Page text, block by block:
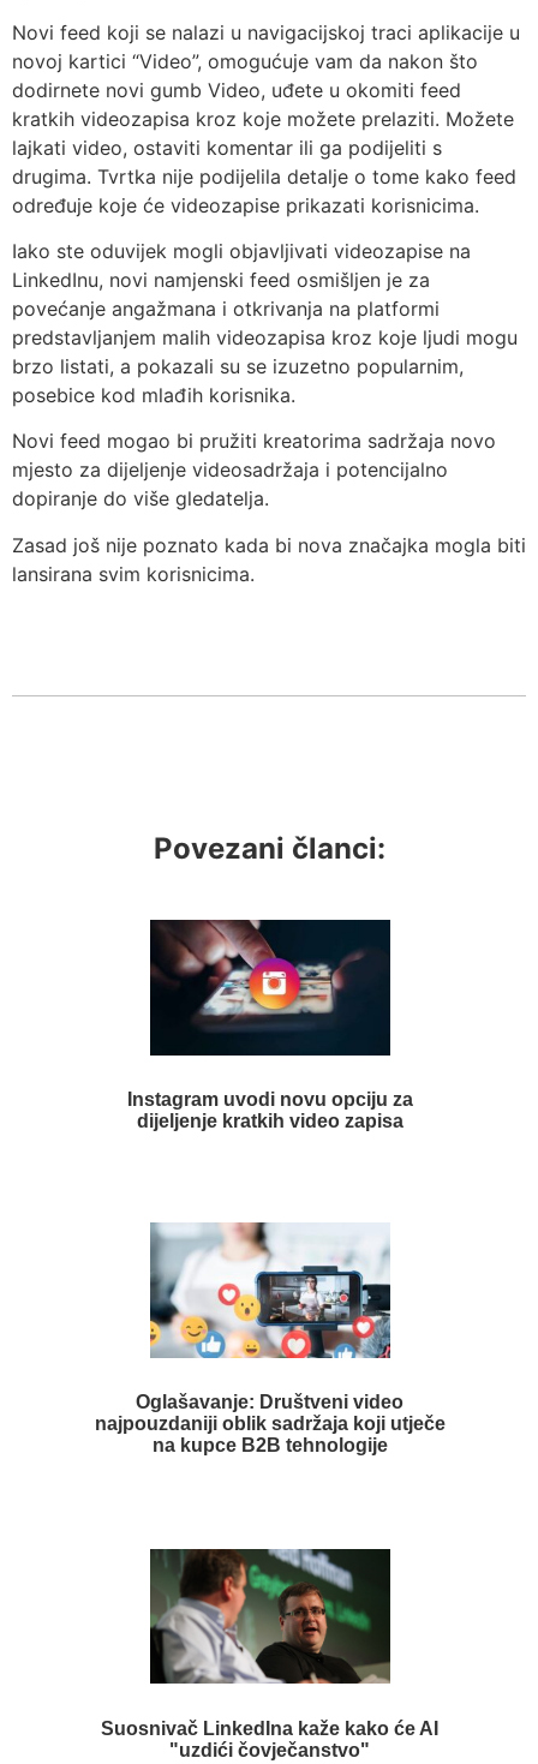
Novi feed koji se nalazi u navigacijskoj traci aplikacije u
novoj kartici “Video”, omogućuje vam da nakon što
dodirnete novi gumb Video, uđete u okomiti feed
kratkih videozapisa kroz koje možete prelaziti. Možete
lajkati video, ostaviti komentar ili ga podijeliti s
drugima. Tvrtka nije podijelila detalje o tome kako feed
određuje koje će videozapise prikazati korisnicima.
Iako ste oduvijek mogli objavljivati videozapise na
LinkedInu, novi namjenski feed osmišljen je za
povećanje angažmana i otkrivanja na platformi
predstavljanjem malih videozapisa kroz koje ljudi mogu
brzo listati, a pokazali su se izuzetno popularnim,
posebice kod mlađih korisnika.
Novi feed mogao bi pružiti kreatorima sadržaja novo
mjesto za dijeljenje videosadržaja i potencijalno
dopiranje do više gledatelja.
Zasad još nije poznato kada bi nova značajka mogla biti
lansirana svim korisnicima.
Povezani članci:
Instagram uvodi novu opciju za
dijeljenje kratkih video zapisa
Oglašavanje: Društveni video
najpouzdaniji oblik sadržaja koji utječe
na kupce B2B tehnologije
Suosnivač LinkedIna kaže kako će AI
"uzdići čovječanstvo"